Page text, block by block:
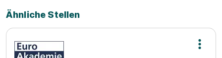
Ähnliche Stellen